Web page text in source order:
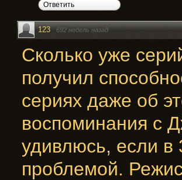
Ответить
123 · 692 недель назад
Сколько уже
получил
сериях даже об
воспоминания с
удивлюсь, если в
проблемой.